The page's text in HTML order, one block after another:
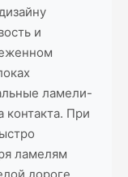
и
ламели-
контакта. При
ламелям